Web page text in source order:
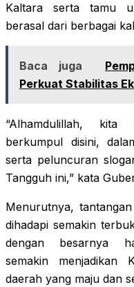
Kaltara serta tamu
berasal dari berbagai
Baca juga
Perkuat Stabilitas
“Alhamdulillah, kita
berkumpul disini,
serta peluncuran
Tangguh ini,” kata
Menurutnya,
dihadapi semakin
dengan besarnya
semakin menjadikan
daerah yang maju dan